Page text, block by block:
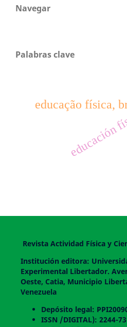
Navegar
Palabras clave
educação física,
Revista Actividad Física y
Institución editora:
Experimental Libertador.
Oeste, Catia, Municipio
Venezuela
Depósito legal:
ISSN /DIGITAL): 2244-